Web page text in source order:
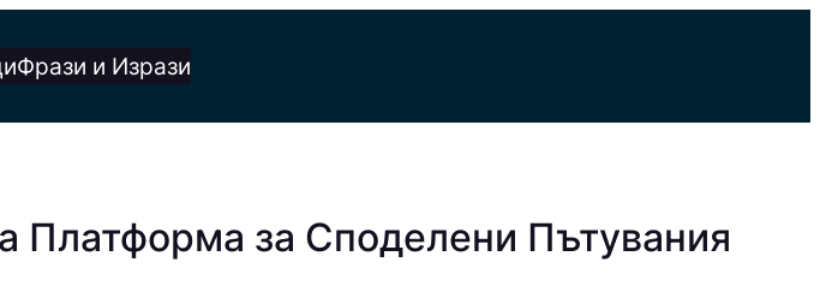
Фрази и Изрази
Платформа за Споделени Пътувания